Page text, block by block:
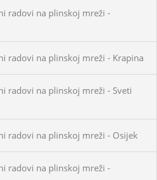
radovi na plinskoj mreži -
radovi na plinskoj mreži - Krapina
radovi na plinskoj mreži - Sveti
radovi na plinskoj mreži - Osijek
radovi na plinskoj mreži -